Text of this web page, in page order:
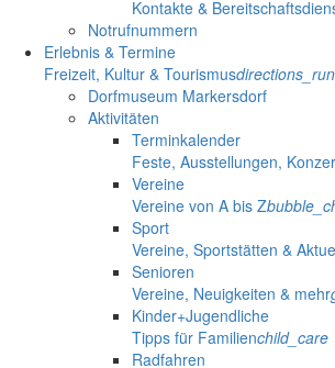
Kontakte &
Notrufnummern
Erlebnis & Termine
Freizeit, Kultur & Tourismusdirections_run
Dorfmuseum Markersdorf
Aktivitäten
Terminkalender
Feste, Ausstellungen,
Vereine
Vereine von A bis Z
Sport
Vereine, Sportstätten &
Senioren
Vereine, Neuigkeiten & mehr
Kinder+Jugendliche
Tipps für Familienchild_care
Radfahren